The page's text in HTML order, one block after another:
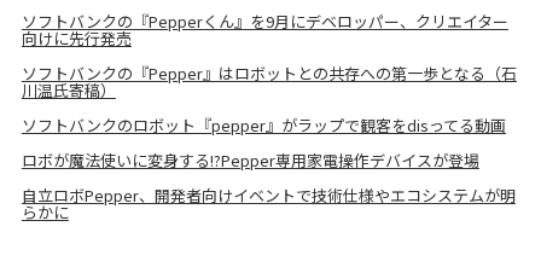
ソフトバンクの『Pepperくん』を9月にデベロッパー、クリエイター
向けに先行発売
ソフトバンクの『Pepper』はロボットとの共存への第一歩となる（石
川温氏寄稿）
ソフトバンクのロボット『pepper』がラップで観客をdisってる動画
ロボが魔法使いに変身する!?Pepper専用家電操作デバイスが登場
自立ロボPepper、開発者向けイベントで技術仕様やエコシステムが明
らかに